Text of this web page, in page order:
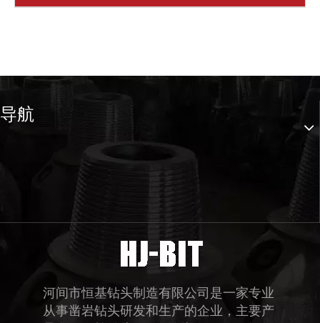
导航
河间市恒基钻头制造有限公司是一家专业
从事凿岩钻头研发和生产的企业，主要产